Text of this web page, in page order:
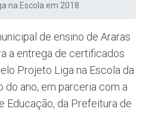
na Escola em 2018
de ensino de Araras
a entrega de certificados
Projeto Liga na Escola da
do ano, em parceria com a
Educação, da Prefeitura de